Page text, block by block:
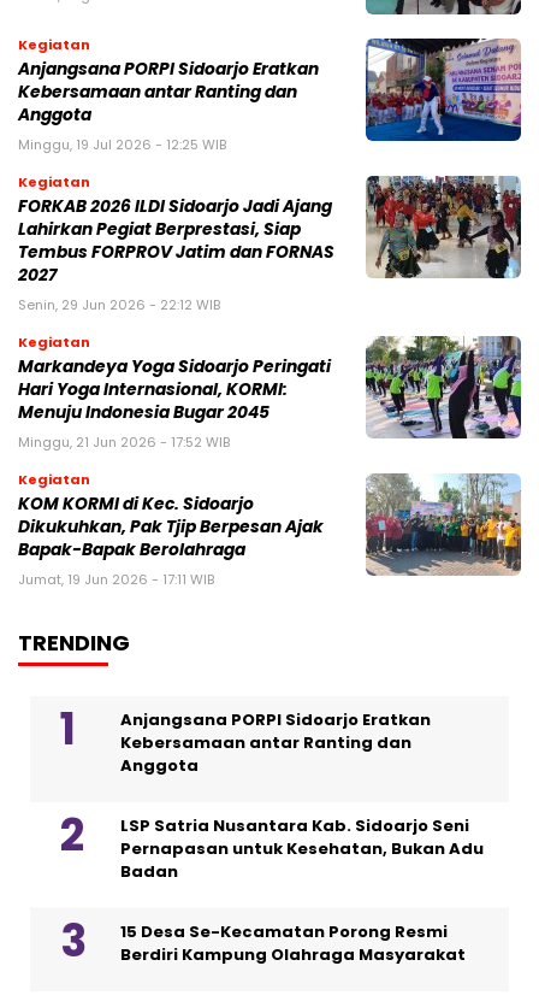
Kegiatan
Anjangsana PORPI Sidoarjo Eratkan
Kebersamaan antar Ranting dan
Anggota
Minggu, 19 Jul 2026 - 12:25 WIB
Kegiatan
FORKAB 2026 ILDI Sidoarjo Jadi Ajang
Lahirkan Pegiat Berprestasi, Siap
Tembus FORPROV Jatim dan FORNAS
2027
Senin, 29 Jun 2026 - 22:12 WIB
Kegiatan
Markandeya Yoga Sidoarjo Peringati
Hari Yoga Internasional, KORMI:
Menuju Indonesia Bugar 2045
Minggu, 21 Jun 2026 - 17:52 WIB
Kegiatan
KOM KORMI di Kec. Sidoarjo
Dikukuhkan, Pak Tjip Berpesan Ajak
Bapak-Bapak Berolahraga
Jumat, 19 Jun 2026 - 17:11 WIB
TRENDING
Anjangsana PORPI Sidoarjo Eratkan
Kebersamaan antar Ranting dan
Anggota
LSP Satria Nusantara Kab. Sidoarjo Seni
Pernapasan untuk Kesehatan, Bukan Adu
Badan
15 Desa Se-Kecamatan Porong Resmi
Berdiri Kampung Olahraga Masyarakat